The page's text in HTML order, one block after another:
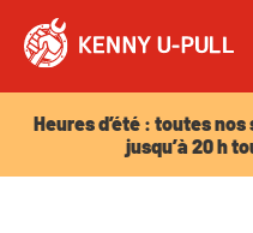
Heures d’été : toutes
jusqu’à 20 h